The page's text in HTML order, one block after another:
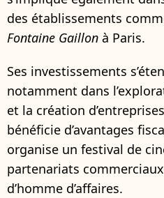
des établissements
Fontaine Gaillon à Paris.
Ses investissements
notamment dans
et la création
bénéficie d’avantages
organise un festival de
partenariats
d’homme d’affaires.